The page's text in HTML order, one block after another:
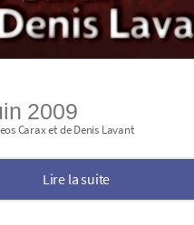
2009
Carax et de Denis Lavant
Lire la suite